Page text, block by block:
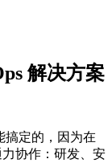
解决方案
搞定的，因为在
力协作：研发、安